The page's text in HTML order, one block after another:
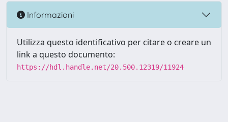
Informazioni
Utilizza questo identificativo per citare o creare un
link a questo documento:
https://hdl.handle.net/20.500.12319/11924